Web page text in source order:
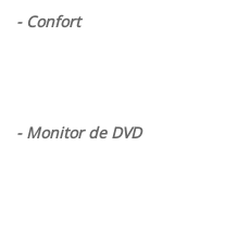
- Confort
- Monitor de DVD